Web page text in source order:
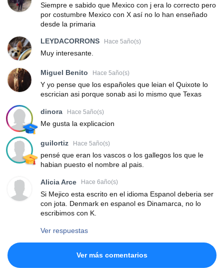
Siempre e sabido que Mexico con j era lo correcto pero
por costumbre Mexico con X así no lo han enseñado
desde la primaria
LEYDACORRONS Hace 5año(s)
Muy interesante.
Miguel Benito Hace 5año(s)
Y yo pense que los españoles que leian el Quixote lo
escrician asi porque sonab asi lo mismo que Texas
dinora Hace 5año(s)
Me gusta la explicacion
guilortiz Hace 5año(s)
pensé que eran los vascos o los gallegos los que le
habian puesto el nombre al pais.
Alicia Arce Hace 6año(s)
Si Mejico esta escrito en el idioma Espanol deberia ser
con jota. Denmark en espanol es Dinamarca, no lo
escribimos con K.
Ver respuestas
Ver más comentarios